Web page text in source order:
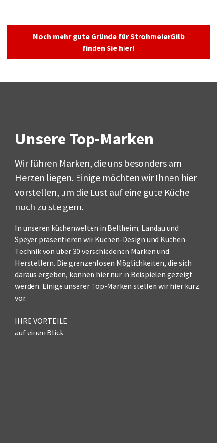
Noch mehr gute Gründe für StrohmeierGilb
finden Sie hier!
Unsere Top-Marken
Wir führen Marken, die uns besonders am
Herzen liegen. Einige möchten wir Ihnen hier
vorstellen, um die Lust auf eine gute Küche
noch zu steigern.
In unseren küchenwelten in Bellheim, Landau und
Speyer präsentieren wir Küchen-Design und Küchen-
Technik von über 30 verschiedenen Marken und
Herstellern. Die grenzenlosen Möglichkeiten, die sich
daraus ergeben, können hier nur in Beispielen gezeigt
werden. Einige unserer Top-Marken stellen wir hier kurz
vor.
IHRE VORTEILE
auf einen Blick